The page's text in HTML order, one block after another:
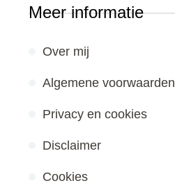
Meer informatie
Over mij
Algemene voorwaarden
Privacy en cookies
Disclaimer
Cookies